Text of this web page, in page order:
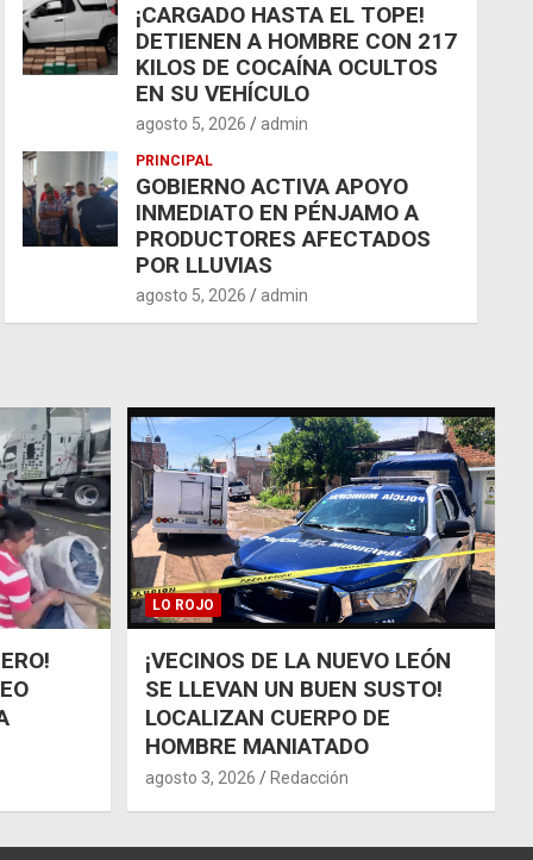
¡CARGADO HASTA EL TOPE!
DETIENEN A HOMBRE CON 217
KILOS DE COCAÍNA OCULTOS
EN SU VEHÍCULO
agosto 5, 2026 admin
PRINCIPAL
GOBIERNO ACTIVA APOYO
INMEDIATO EN PÉNJAMO A
PRODUCTORES AFECTADOS
POR LLUVIAS
agosto 5, 2026 admin
LO ROJO
¡VECINOS DE LA NUEVO LEÓN
SE LLEVAN UN BUEN SUSTO!
LOCALIZAN CUERPO DE
HOMBRE MANIATADO
agosto 3, 2026 Redacción